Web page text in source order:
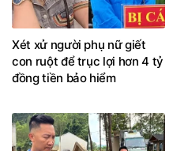
Xét xử người phụ nữ giết
con ruột để trục lợi hơn 4 tỷ
đồng tiền bảo hiểm